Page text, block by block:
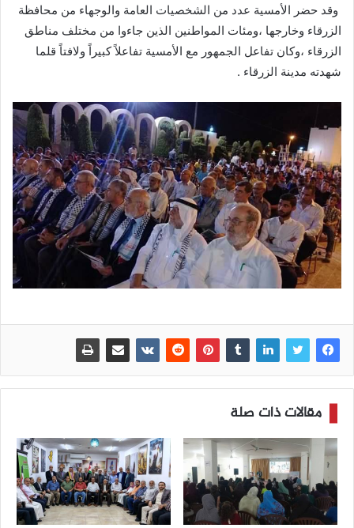
وقد حضر الأمسية عدد من الشخصيات العامة والوجهاء من محافظة
الزرقاء وخارجها ،ومئات المواطنين الذين جاءوا من مختلف مناطق
الزرقاء ،وكان تفاعل الجمهور مع الأمسية تفاعلاً كبيراً ولافتاً قلما
شهدته مدينة الزرقاء .
مقالات ذات صلة